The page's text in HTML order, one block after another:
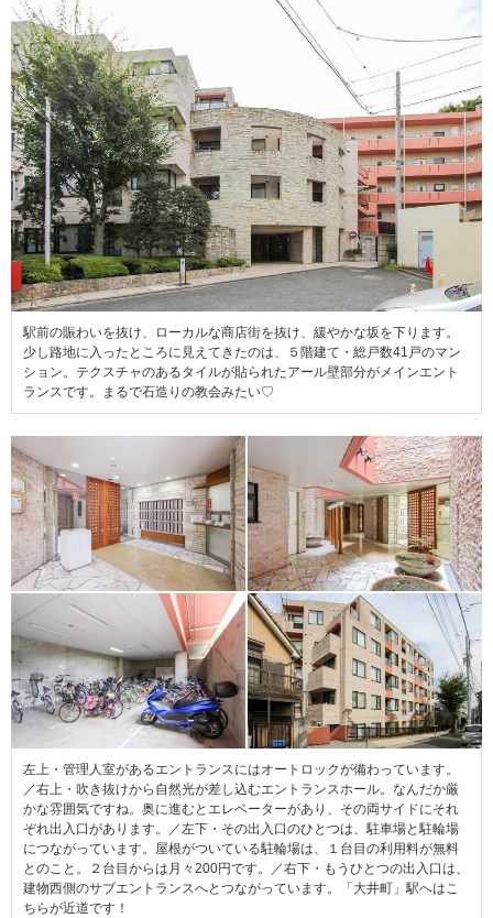
駅前の賑わいを抜け、ローカルな商店街を抜け、緩やかな坂を下ります。
少し路地に入ったところに見えてきたのは、５階建て・総戸数41戸のマン
ション。テクスチャのあるタイルが貼られたアール壁部分がメインエント
ランスです。まるで石造りの教会みたい♡
左上・管理人室があるエントランスにはオートロックが備わっています。
／右上・吹き抜けから自然光が差し込むエントランスホール。なんだか厳
かな雰囲気ですね。奥に進むとエレベーターがあり、その両サイドにそれ
ぞれ出入口があります。／左下・その出入口のひとつは、駐車場と駐輪場
につながっています。屋根がついている駐輪場は、１台目の利用料が無料
とのこと。２台目からは月々200円です。／右下・もうひとつの出入口は、
建物西側のサブエントランスへとつながっています。「大井町」駅へはこ
ちらが近道です！